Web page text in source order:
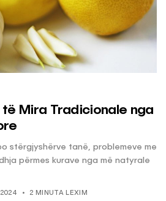
të Mira Tradicionale nga
stërgjyshërve tanë, problemeve me
përmes kurave nga më natyrale
2 MINUTA LEXIM